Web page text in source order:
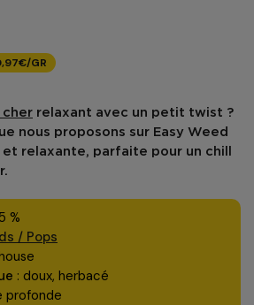
GR
cher relaxant avec un petit twist ?
nous proposons sur Easy Weed
relaxante, parfaite pour un chill
%
/ Pops
: doux, herbacé
profonde